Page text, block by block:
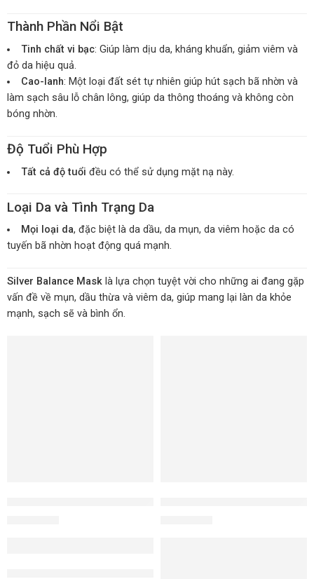
Thành Phần Nổi Bật
Tinh chất vi bạc: Giúp làm dịu da, kháng khuẩn, giảm viêm và
đỏ da hiệu quả.
Cao-lanh: Một loại đất sét tự nhiên giúp hút sạch bã nhờn và
làm sạch sâu lỗ chân lông, giúp da thông thoáng và không còn
bóng nhờn.
Độ Tuổi Phù Hợp
Tất cả độ tuổi đều có thể sử dụng mặt nạ này.
Loại Da và Tình Trạng Da
Mọi loại da, đặc biệt là da dầu, da mụn, da viêm hoặc da có
tuyến bã nhờn hoạt động quá mạnh.
Silver Balance Mask là lựa chọn tuyệt vời cho những ai đang gặp
vấn đề về mụn, dầu thừa và viêm da, giúp mang lại làn da khỏe
mạnh, sạch sẽ và bình ổn.